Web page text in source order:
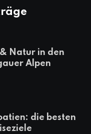
Natur in den
Alpen
die besten